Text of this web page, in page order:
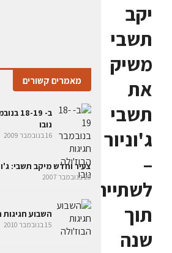
יקב
תשבי
משיק
את
תשבי
ג'וניור
–
לשתייה
תוך
שנה
מאמרים קשורים
ב- 18-
נובו
16 בנובמבר 2009
צעיר וחדש מיקב תשבי: ג'וניור
20 בנובמבר 2007
השבוע חגיגות
15 בנובמבר 2010